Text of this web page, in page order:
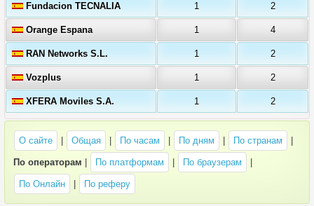
Fundacion TECNALIA 1 2
Orange Espana 1 4
RAN Networks S.L. 1 2
Vozplus 1 2
XFERA Moviles S.A. 1 2
О сайте Общая По часам По дням По странам
По операторам По платформам По браузерам
По Онлайн По реферу